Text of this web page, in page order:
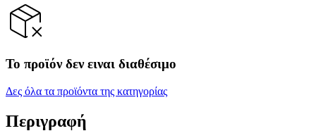
Το προϊόν δεν ειναι διαθέσιμο
Δες όλα τα προϊόντα της κατηγορίας
Περιγραφή